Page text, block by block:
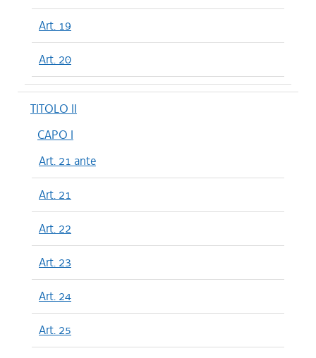
Art. 19
Art. 20
TITOLO II
CAPO I
Art. 21 ante
Art. 21
Art. 22
Art. 23
Art. 24
Art. 25